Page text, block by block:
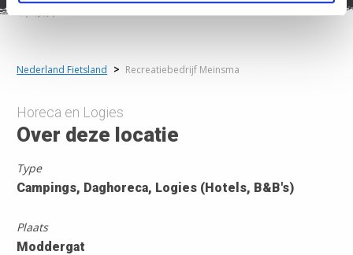
Nederland Fietsland > Recreatiebedrijf Meinsma
Horeca en Logies
Over deze locatie
Type
Campings, Daghoreca, Logies (Hotels, B&B's)
Plaats
Moddergat